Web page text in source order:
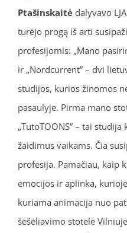
Ptašinskaitėdalyvavo
turėjo progą iš arti
profesijomis: „Mano
ir „Nordcurrent” – dvi
studijos, kurios žinomos
pasaulyje. Pirma mano
„TutoTOONS” – tai
žaidimus vaikams. Čia
profesija. Pamačiau, kaip
emocijos ir aplinka,
kuriama animacija nuo
šešėliavimo stotelė